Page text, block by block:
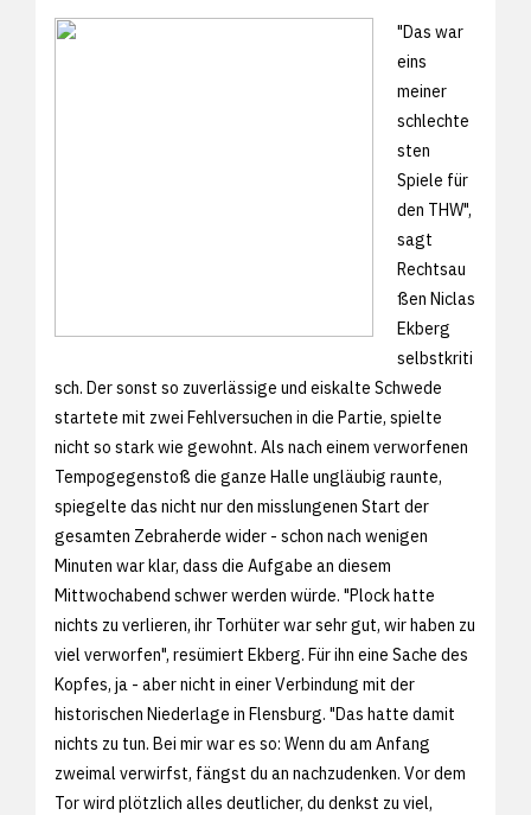
"Das war
eins
meiner
schlechte
sten
Spiele für
den THW",
sagt
Rechtsau
ßen Niclas
Ekberg
selbstkriti
sch. Der sonst so zuverlässige und eiskalte Schwede
startete mit zwei Fehlversuchen in die Partie, spielte
nicht so stark wie gewohnt. Als nach einem verworfenen
Tempogegenstoß die ganze Halle ungläubig raunte,
spiegelte das nicht nur den misslungenen Start der
gesamten Zebraherde wider - schon nach wenigen
Minuten war klar, dass die Aufgabe an diesem
Mittwochabend schwer werden würde. "Plock hatte
nichts zu verlieren, ihr Torhüter war sehr gut, wir haben zu
viel verworfen", resümiert Ekberg. Für ihn eine Sache des
Kopfes, ja - aber nicht in einer Verbindung mit der
historischen Niederlage in Flensburg. "Das hatte damit
nichts zu tun. Bei mir war es so: Wenn du am Anfang
zweimal verwirfst, fängst du an nachzudenken. Vor dem
Tor wird plötzlich alles deutlicher, du denkst zu viel,